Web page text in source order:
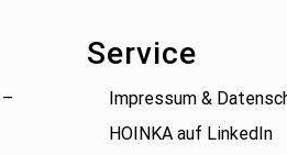
Service
Impressum &
HOINKA auf LinkedIn